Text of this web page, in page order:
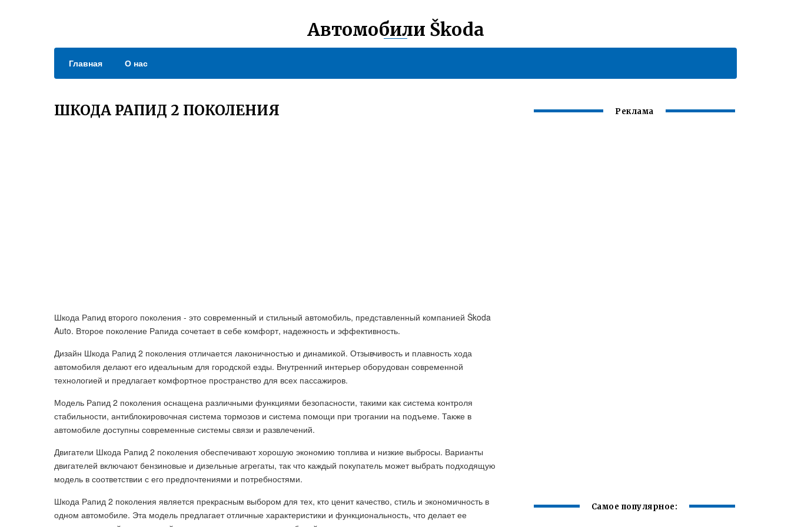
Автомобили Škoda
Главная О нас
ШКОДА РАПИД 2 ПОКОЛЕНИЯ
Шкода Рапид второго поколения - это современный и стильный автомобиль, представленный компанией Škoda
Auto. Второе поколение Рапида сочетает в себе комфорт, надежность и эффективность.
Дизайн Шкода Рапид 2 поколения отличается лаконичностью и динамикой. Отзывчивость и плавность хода
автомобиля делают его идеальным для городской езды. Внутренний интерьер оборудован современной
технологией и предлагает комфортное пространство для всех пассажиров.
Модель Рапид 2 поколения оснащена различными функциями безопасности, такими как система контроля
стабильности, антиблокировочная система тормозов и система помощи при трогании на подъеме. Также в
автомобиле доступны современные системы связи и развлечений.
Двигатели Шкода Рапид 2 поколения обеспечивают хорошую экономию топлива и низкие выбросы. Варианты
двигателей включают бензиновые и дизельные агрегаты, так что каждый покупатель может выбрать подходящую
модель в соответствии с его предпочтениями и потребностями.
Шкода Рапид 2 поколения является прекрасным выбором для тех, кто ценит качество, стиль и экономичность в
одном автомобиле. Эта модель предлагает отличные характеристики и функциональность, что делает ее
Реклама
Самое популярное: